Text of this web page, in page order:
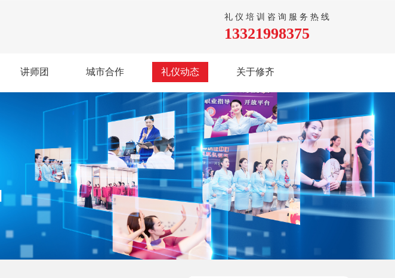
礼仪培训咨询服务热线
13321998375
讲师团 城市合作 礼仪动态 关于修齐